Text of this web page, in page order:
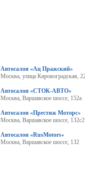
Автосалон «Ац Пражский»
Москва, улица Кировоградская,
Автосалон «СТОК-АВТО»
Москва, Варшавское шоссе, 152а
Автосалон «Престиж Моторс»
Москва, Варшавское шоссе, 132с2
Автосалон «RusMotors»
Москва, Варшавское шоссе, 132